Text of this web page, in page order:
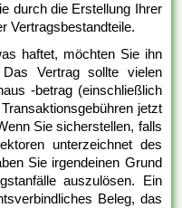
durch die Erstellung Ihrer
Vertragsbestandteile.
haftet, möchten Sie ihn
Vertrag sollte vielen
-betrag (einschließlich
jetzt
Sie sicherstellen, falls
unterzeichnet des
Sie irgendeinen Grund
auszulösen. Ein
Beleg, das